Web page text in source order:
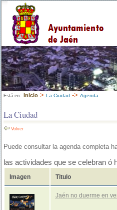
Está en: Inicio > La Ciudad -> Agenda
La Ciudad
Volver
Puede consultar la agenda completa
las actividades que se celebran ó
Imagen Titulo
Jaén no duerme en